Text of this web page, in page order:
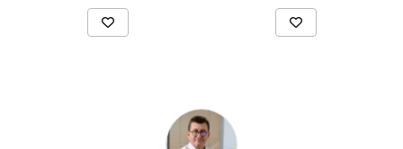
Dezvoltare personală și non-